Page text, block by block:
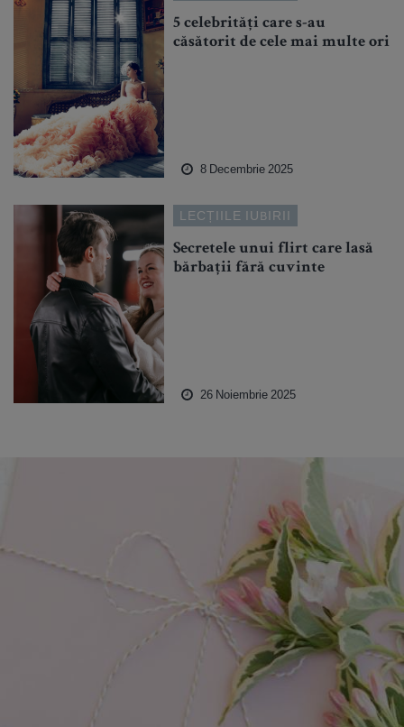
5 celebrități care s-au
căsătorit de cele mai multe ori
8 Decembrie 2025
LECȚIILE IUBIRII
Secretele unui flirt care lasă
bărbații fără cuvinte
26 Noiembrie 2025